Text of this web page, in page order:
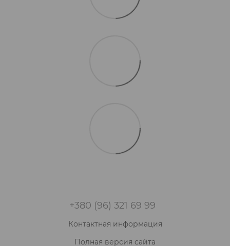
+380 (96) 321 69 99
Контактная информация
Полная версия сайта